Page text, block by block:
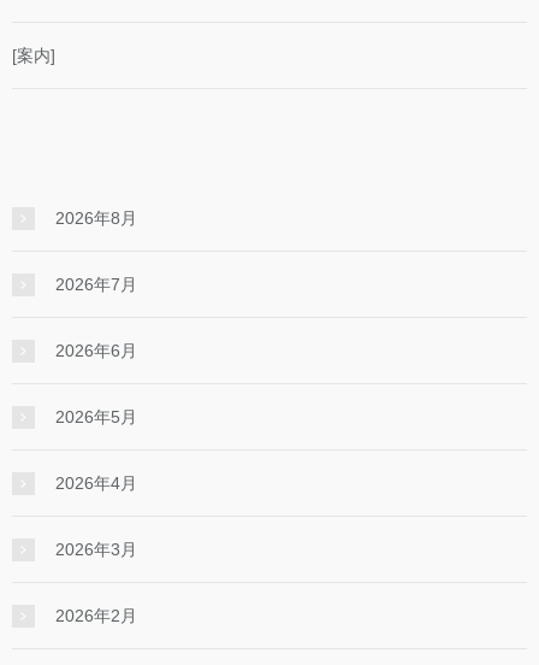
[案内]
2026年8月
2026年7月
2026年6月
2026年5月
2026年4月
2026年3月
2026年2月